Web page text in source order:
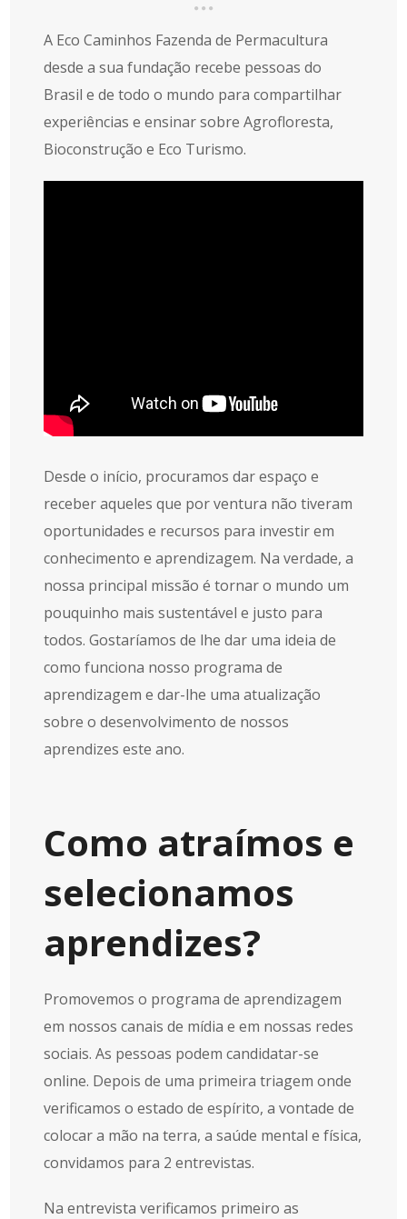
A Eco Caminhos Fazenda de Permacultura
desde a sua fundação recebe pessoas do
Brasil e de todo o mundo para compartilhar
experiências e ensinar sobre Agrofloresta,
Bioconstrução e Eco Turismo.
Desde o início, procuramos dar espaço e
receber aqueles que por ventura não tiveram
oportunidades e recursos para investir em
conhecimento e aprendizagem. Na verdade, a
nossa principal missão é tornar o mundo um
pouquinho mais sustentável e justo para
todos. Gostaríamos de lhe dar uma ideia de
como funciona nosso programa de
aprendizagem e dar-lhe uma atualização
sobre o desenvolvimento de nossos
aprendizes este ano.
Como atraímos e
selecionamos
aprendizes?
Promovemos o programa de aprendizagem
em nossos canais de mídia e em nossas redes
sociais. As pessoas podem candidatar-se
online. Depois de uma primeira triagem onde
verificamos o estado de espírito, a vontade de
colocar a mão na terra, a saúde mental e física,
convidamos para 2 entrevistas.
Na entrevista verificamos primeiro as